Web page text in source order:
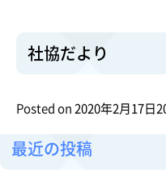
2020年2月
社協だより
Posted on2020年2月17日
社協だより.pdf
Posted in社協だより
最近の投稿